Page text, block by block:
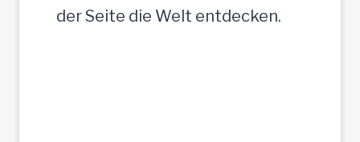
der Seite die Welt entdecken.